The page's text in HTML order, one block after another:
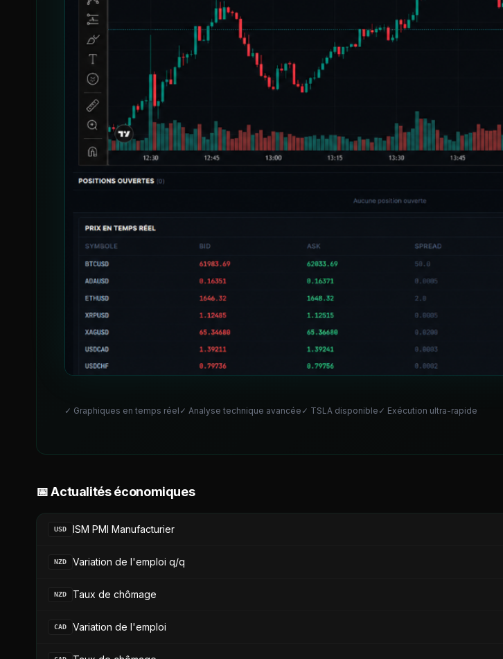
✓ Graphiques en temps réel ✓ Analyse technique avancée ✓ TSLA disponible ✓ Exécution ultra-rapide
📅 Actualités économiques
USD ISM PMI Manufacturier
NZD Variation de l'emploi q/q
NZD Taux de chômage
CAD Variation de l'emploi